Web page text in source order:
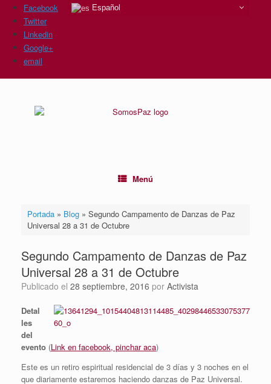
Facebook
Twitter
Linkedin
Google+
email
Menú
Portada» Blog» Segundo Campamento de Danzas de Paz
Universal 28 a 31 de Octubre
Segundo Campamento de Danzas de Paz
Universal 28 a 31 de Octubre
Publicado el 28 septiembre, 2016 por Activista
Detal
les
del
evento (Link en facebook, pinchar aca)
Este es un retiro espiritual residencial de 3 días y 3 noches en el
que diariamente estaremos haciendo danzas de Paz Universal.
Español